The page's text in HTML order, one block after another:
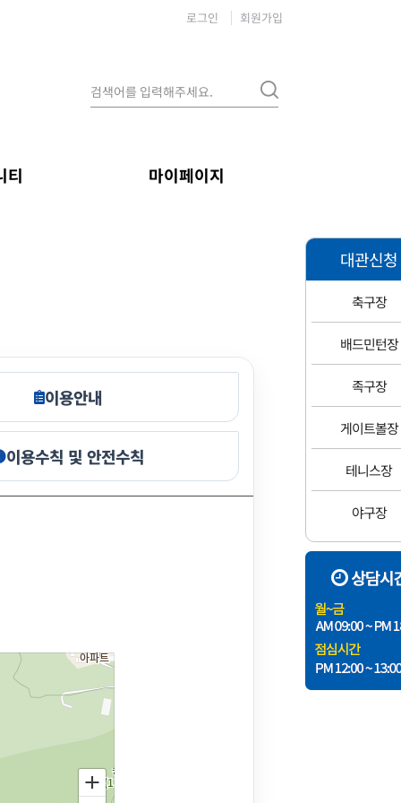
로그인 회원가입
티 마이페이지
이용안내
이용수칙 및 안전수칙
대관신청
축구장
배드민턴장
족구장
게이트볼장
테니스장
야구장